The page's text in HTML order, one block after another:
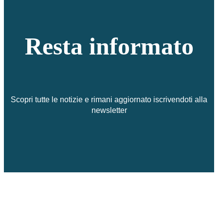
Resta informato
Scopri tutte le notizie e rimani aggiornato iscrivendoti alla
newsletter